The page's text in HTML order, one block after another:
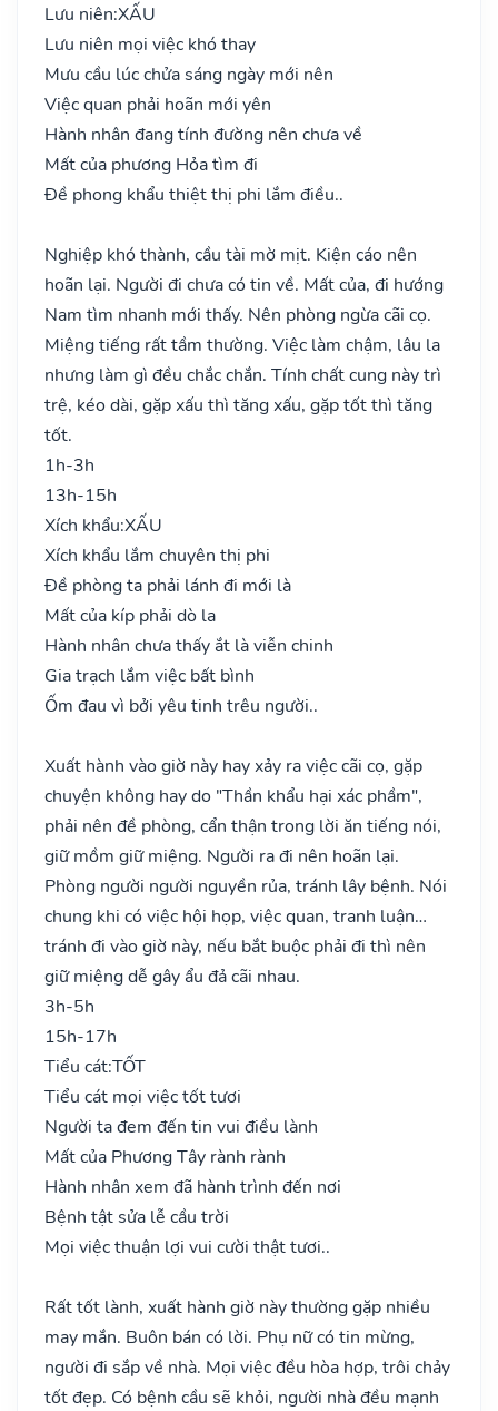
Lưu niên:XẤU
Lưu niên mọi việc khó thay
Mưu cầu lúc chửa sáng ngày mới nên
Việc quan phải hoãn mới yên
Hành nhân đang tính đường nên chưa về
Mất của phương Hỏa tìm đi
Đề phong khẩu thiệt thị phi lắm điều..
Nghiệp khó thành, cầu tài mờ mịt. Kiện cáo nên
hoãn lại. Người đi chưa có tin về. Mất của, đi hướng
Nam tìm nhanh mới thấy. Nên phòng ngừa cãi cọ.
Miệng tiếng rất tầm thường. Việc làm chậm, lâu la
nhưng làm gì đều chắc chắn. Tính chất cung này trì
trệ, kéo dài, gặp xấu thì tăng xấu, gặp tốt thì tăng
tốt.
1h-3h
13h-15h
Xích khẩu:XẤU
Xích khẩu lắm chuyên thị phi
Đề phòng ta phải lánh đi mới là
Mất của kíp phải dò la
Hành nhân chưa thấy ắt là viễn chinh
Gia trạch lắm việc bất bình
Ốm đau vì bởi yêu tinh trêu người..
Xuất hành vào giờ này hay xảy ra việc cãi cọ, gặp
chuyện không hay do "Thần khẩu hại xác phầm",
phải nên đề phòng, cẩn thận trong lời ăn tiếng nói,
giữ mồm giữ miệng. Người ra đi nên hoãn lại.
Phòng người người nguyền rủa, tránh lây bệnh. Nói
chung khi có việc hội họp, việc quan, tranh luận…
tránh đi vào giờ này, nếu bắt buộc phải đi thì nên
giữ miệng dễ gây ẩu đả cãi nhau.
3h-5h
15h-17h
Tiểu cát:TỐT
Tiểu cát mọi việc tốt tươi
Người ta đem đến tin vui điều lành
Mất của Phương Tây rành rành
Hành nhân xem đã hành trình đến nơi
Bệnh tật sửa lễ cầu trời
Mọi việc thuận lợi vui cười thật tươi..
Rất tốt lành, xuất hành giờ này thường gặp nhiều
may mắn. Buôn bán có lời. Phụ nữ có tin mừng,
người đi sắp về nhà. Mọi việc đều hòa hợp, trôi chảy
tốt đẹp. Có bệnh cầu sẽ khỏi, người nhà đều mạnh